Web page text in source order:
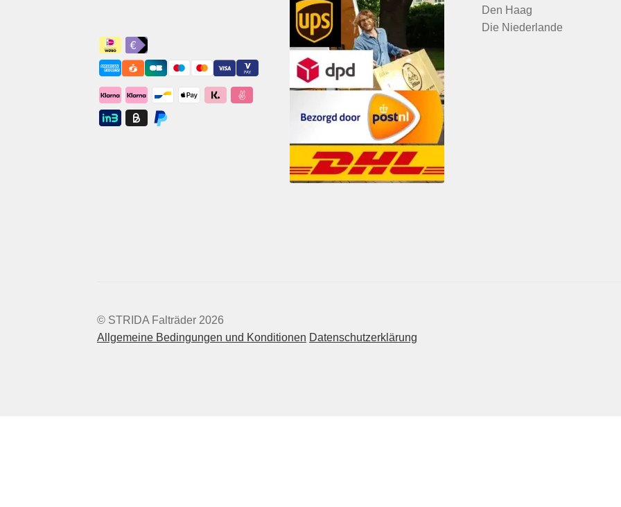
Den Haag
Die Niederlande
© STRIDA Falträder 2026
Allgemeine Bedingungen und Konditionen Datenschutzerklärung